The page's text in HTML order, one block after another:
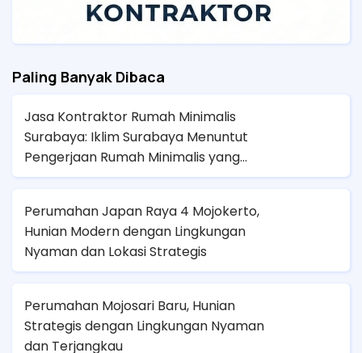
Paling Banyak Dibaca
Jasa Kontraktor Rumah Minimalis
Surabaya: Iklim Surabaya Menuntut
Pengerjaan Rumah Minimalis yang
Presisi Agar Tidak Panas dan Lembap
Perumahan Japan Raya 4 Mojokerto,
Hunian Modern dengan Lingkungan
Nyaman dan Lokasi Strategis
Perumahan Mojosari Baru, Hunian
Strategis dengan Lingkungan Nyaman
dan Terjangkau